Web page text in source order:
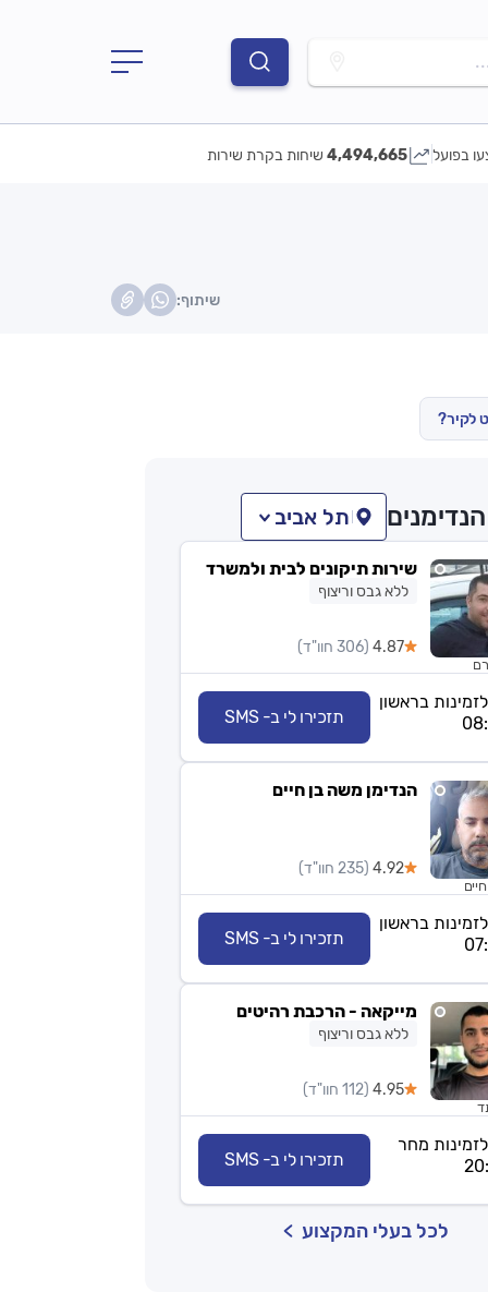
בפועל 4,494,665 שיחות בקרת שירות
שיתוף:
לקיר?
הנדימנים תל אביב
שירות תיקונים לבית ולמשרד
ללא גבס וריצוף
4.87 (306 חוו"ד)
בראשון
תזכירו לי ב- SMS
הנדימן משה בן חיים
4.92 (235 חוו"ד)
בראשון
תזכירו לי ב- SMS
מייקאה - הרכבת רהיטים
ללא גבס וריצוף
4.95 (112 חוו"ד)
לזמינות מחר
תזכירו לי ב- SMS
לכל בעלי המקצוע